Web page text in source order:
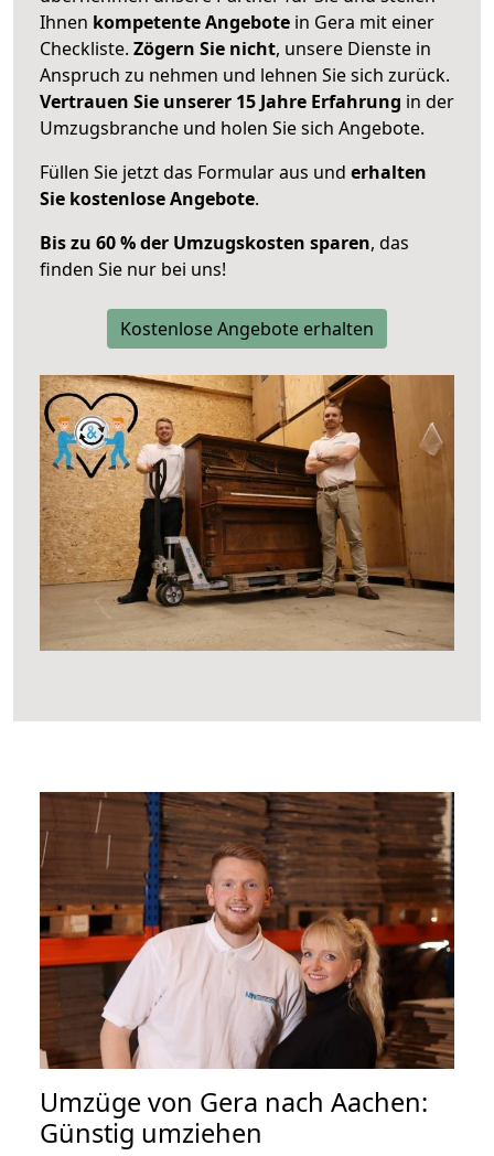
Ihnen kompetente Angebote in Gera mit einer
Checkliste. Zögern Sie nicht, unsere Dienste in
Anspruch zu nehmen und lehnen Sie sich zurück.
Vertrauen Sie unserer 15 Jahre Erfahrung in der
Umzugsbranche und holen Sie sich Angebote.
Füllen Sie jetzt das Formular aus und erhalten
Sie kostenlose Angebote.
Bis zu 60 % der Umzugskosten sparen, das
finden Sie nur bei uns!
Kostenlose Angebote erhalten
Umzüge von Gera nach Aachen:
Günstig umziehen